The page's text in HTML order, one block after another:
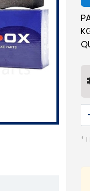
* I